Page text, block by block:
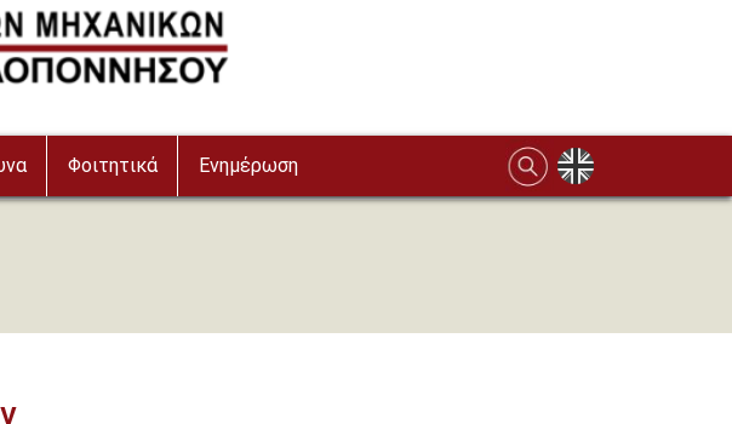
Φοιτητικά Ενημέρωση